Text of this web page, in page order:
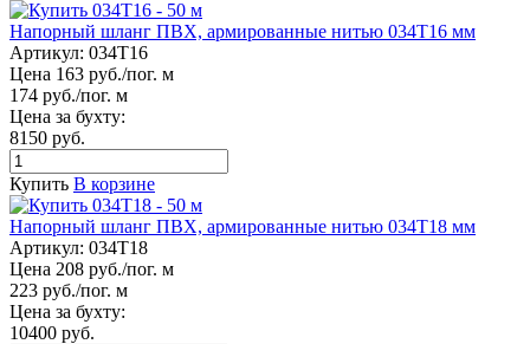
Напорный шланг ПВХ, армированные нитью 034Т16 мм
Артикул: 034Т16
Цена 163 руб./пог. м
174 руб./пог. м
Цена за бухту:
8150 руб.
Купить В корзине
Напорный шланг ПВХ, армированные нитью 034Т18 мм
Артикул: 034Т18
Цена 208 руб./пог. м
223 руб./пог. м
Цена за бухту:
10400 руб.